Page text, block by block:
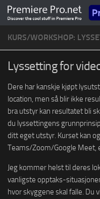
Skip to content
KURS/WORKSHOP:
Lyssetting for
Dere har kanskje kjøpt
location, men så blir ikke
bra utstyr kan resultatet bli
du lyssettingens
ditt eget utstyr. Kurset kan
Teams/Zoom/Google Meet,
Jeg kommer helst til deres
vanligste opptaks-
hvor skyggene skal falle. Du